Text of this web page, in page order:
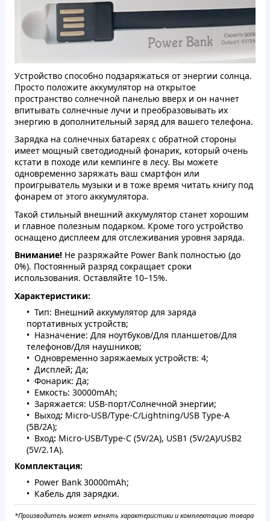
Устройство способно подзаряжаться от энергии солнца.
Просто положите аккумулятор на открытое
пространство солнечной панелью вверх и он начнет
впитывать солнечные лучи и преобразовывать их
энергию в дополнительный заряд для вашего телефона.
Зарядка на солнечных батареях с обратной стороны
имеет мощный светодиодный фонарик, который очень
кстати в походе или кемпинге в лесу. Вы можете
одновременно заряжать ваш смартфон или
проигрыватель музыки и в тоже время читать книгу под
фонарем от этого аккумулятора.
Такой стильный внешний аккумулятор станет хорошим
и главное полезным подарком. Кроме того устройство
оснащено дисплеем для отслеживания уровня заряда.
Внимание! Не разряжайте Power Bank полностью (до
0%). Постоянный разряд сокращает сроки
использования. Оставляйте 10–15%.
Характеристики:
Тип: Внешний аккумулятор для заряда
портативных устройств;
Назначение: Для ноутбуков/Для планшетов/Для
телефонов/Для наушников;
Одновременно заряжаемых устройств: 4;
Дисплей; Да;
Фонарик: Да;
Емкость: 30000mAh;
Заряжается: USB-порт/Солнечной энергии;
Выход: Micro-USB/Type-C/Lightning/USB Type-А
(5В/2А);
Вход: Micro-USB/Type-C (5V/2A), USB1 (5V/2A)/USB2
(5V/2.1A).
Комплектация:
Power Bank 30000mAh;
Кабель для зарядки.
*Производитель может менять характеристики и комплектацию товара